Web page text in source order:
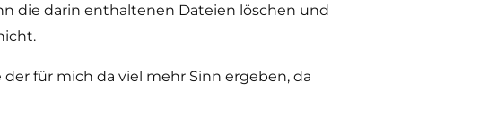
die darin enthaltenen Dateien löschen und
für mich da viel mehr Sinn ergeben, da